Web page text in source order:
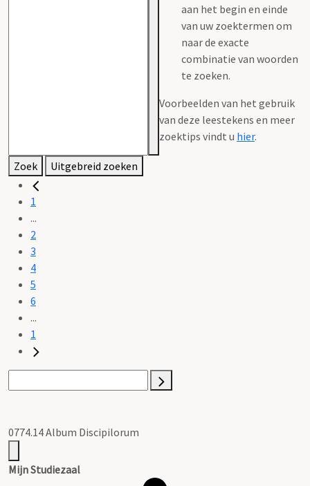
aan het begin en einde
van uw zoektermen om
naar de exacte
combinatie van woorden
te zoeken.
Voorbeelden van het gebruik
van deze leestekens en meer
zoektips vindt u hier.
Zoek Uitgebreid zoeken
1
...
2
3
4
5
6
...
1
0774.14 Album Discipilorum
Mijn Studiezaal